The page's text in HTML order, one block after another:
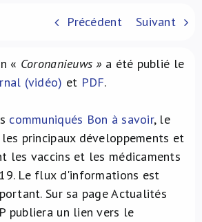
Précédent Suivant
« Coronanieuws » a été publié le
(vidéo) et PDF.
communiqués Bon à savoir, le
principaux développements et
les vaccins et les médicaments
Le flux d'informations est
Sur sa page Actualités
publiera un lien vers le